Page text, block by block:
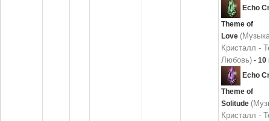
Echo
Theme of
Love
Кристалл -
Любовь) - 10
Echo
Theme of
Solitude
Кристалл -